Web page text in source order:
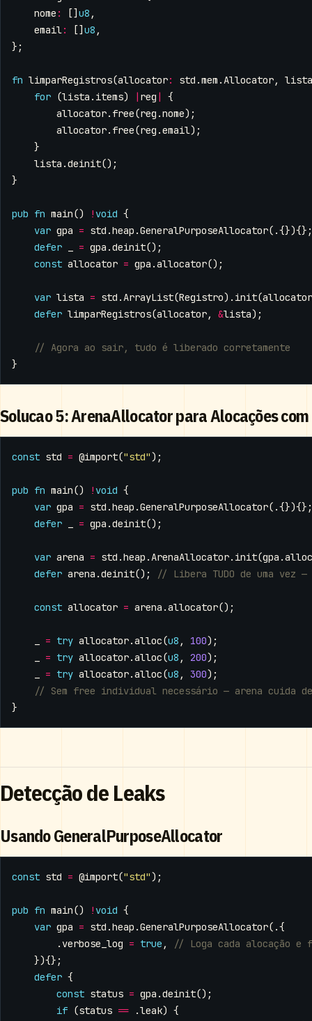
nome : [] u8 ,
email : [] u8 ,
};
fn limparRegistros(allocator: std .mem . Allocator,
lista
for (lista . items) | reg |
{
allocator. free(reg .nome);
allocator. free(reg .email);
}
lista .deinit();
}
pub fn main() ! void {
var gpa = std .heap .GeneralPurposeAllocator(.{}){};
defer
= gpa .deinit();
const allocator = gpa .allocator();
var lista = std . ArrayList(Registro). init(allocator
defer limparRegistros(allocator, &lista);
}
Solucao 5: ArenaAllocator para Alocações
const std = @import("std");
pub fn main() ! void {
var gpa = std .heap .GeneralPurposeAllocator(.{}){};
defer
= gpa .deinit();
var arena = std .heap . ArenaAllocator. init(gpa .
defer arena .deinit();
const allocator = arena .allocator();
= try allocator.alloc(u8 , 100);
= try allocator.alloc(u8 , 200);
= try allocator.alloc(u8 , 300);
}
Detecção de Leaks
Usando GeneralPurposeAllocator
const std = @import("std");
pub fn main() ! void {
var gpa = std .heap .GeneralPurposeAllocator(.{
. verbose_log = true ,
}){};
defer {
const status = gpa .deinit();
if (status == .leak) {